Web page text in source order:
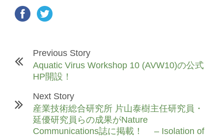
Previous Story
Aquatic Virus Workshop 10 (AVW10)の公式
HP開設！
Next Story
産業技術総合研究所 片山泰樹主任研究員・
延優研究員らの成果がNature
Communications誌に掲載！ – Isolation of